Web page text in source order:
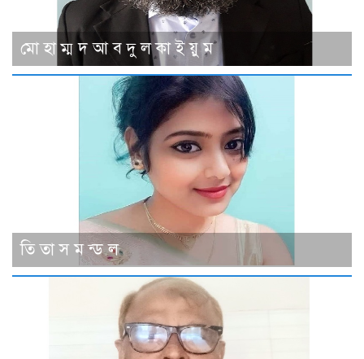
মো হা ম্ম দ আ ব দু ল কা ই য়ু ম
তি তা স ম ন্ড ল